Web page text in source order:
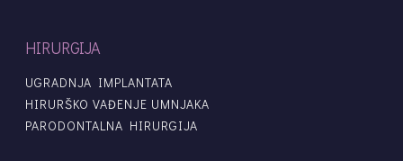
HIRURGIJA
UGRADNJA IMPLANTATA
HIRURŠKO VAĐENJE UMNJAKA
PARODONTALNA HIRURGIJA